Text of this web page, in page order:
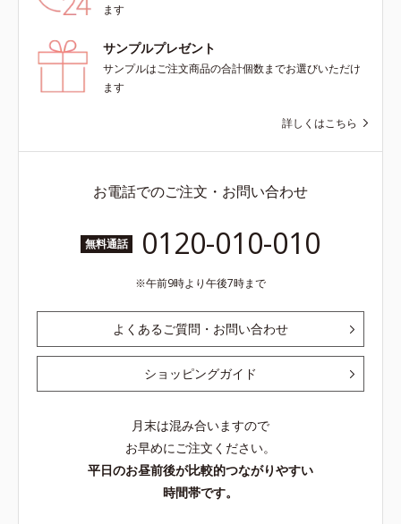
ます
サンプルプレゼント
サンプルはご注文商品の合計個数までお選びいただけ
ます
詳しくはこちら
お電話でのご注文・お問い合わせ
無料通話 0120-010-010
午前9時より午後7時まで
よくあるご質問・お問い合わせ
ショッピングガイド
月末は混み合いますので
お早めにご注文ください。
平日のお昼前後が比較的つながりやすい
時間帯です。